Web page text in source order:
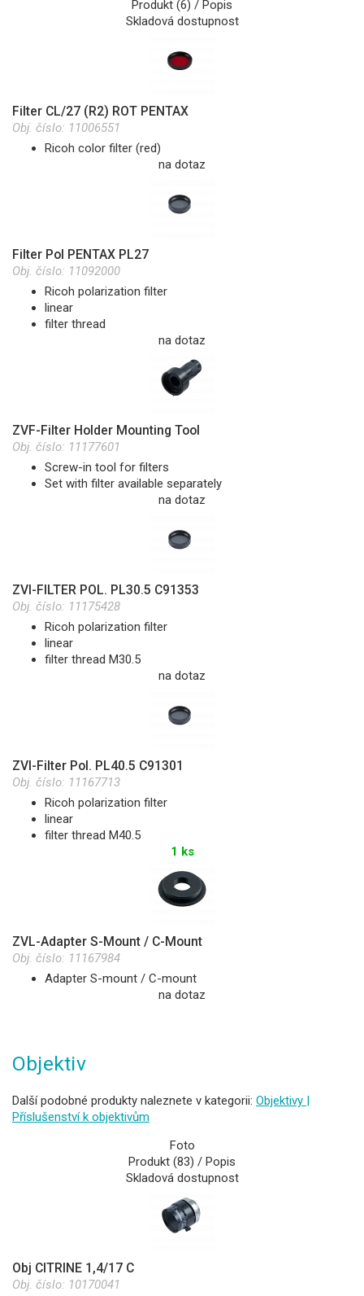
Produkt (6) / Popis
Skladová dostupnost
Filter CL/27 (R2) ROT PENTAX
Obj. číslo: 11006551
Ricoh color filter (red)
na dotaz
Filter Pol PENTAX PL27
Obj. číslo: 11092000
Ricoh polarization filter
linear
filter thread
na dotaz
ZVF-Filter Holder Mounting Tool
Obj. číslo: 11177601
Screw-in tool for filters
Set with filter available separately
na dotaz
ZVI-FILTER POL. PL30.5 C91353
Obj. číslo: 11175428
Ricoh polarization filter
linear
filter thread M30.5
na dotaz
ZVI-Filter Pol. PL40.5 C91301
Obj. číslo: 11167713
Ricoh polarization filter
linear
filter thread M40.5
1 ks
ZVL-Adapter S-Mount / C-Mount
Obj. číslo: 11167984
Adapter S-mount / C-mount
na dotaz
Objektiv
Další podobné produkty naleznete v kategorii: Objektivy |
Příslušenství k objektivům
Foto
Produkt (83) / Popis
Skladová dostupnost
Obj CITRINE 1,4/17 C
Obj. číslo: 10170041